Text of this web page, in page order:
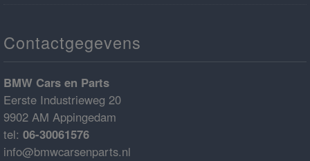
Contactgegevens
BMW Cars en Parts
Eerste Industrieweg 20
9902 AM Appingedam
tel: 06-30061576
info@bmwcarsenparts.nl